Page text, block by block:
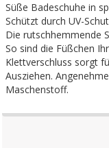
Süße Badeschuhe in
Schützt durch UV-
Die rutschhemmende
So sind die Füßchen
Klettverschluss sorgt
Ausziehen.
Maschenstoff.